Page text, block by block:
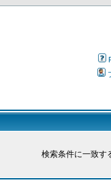
検索条件に一致す